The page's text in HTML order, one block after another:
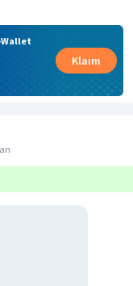
Wallet
Klaim